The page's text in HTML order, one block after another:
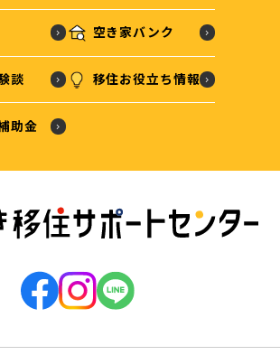
空き家バンク
談 移住お役立ち情報
助金